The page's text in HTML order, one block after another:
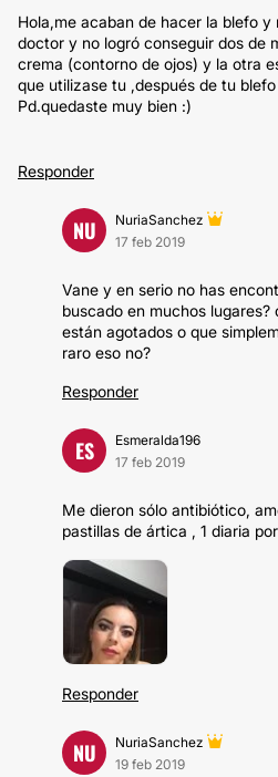
Hola,me acaban de hacer la blefo
doctor y no logró conseguir dos de
crema (contorno de ojos) y la otra
que utilizase tu ,después de tu blefo
Pd.quedaste muy bien :)
Responder
NU
NuriaSanchez
17 feb 2019
Vane y en serio no has
buscado en muchos
están agotados o que
raro eso no?
Responder
ES
Esmeralda196
17 feb 2019
Me dieron sólo antibiótico,
pastillas de ártica , 1 diaria
Responder
NU
NuriaSanchez
19 feb 2019